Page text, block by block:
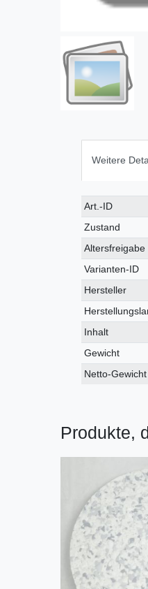
Weitere
Art.-ID
Zustand
Altersfreigabe
Varianten-ID
Hersteller
Inhalt
Gewicht
Netto-Gewicht
Produkte,